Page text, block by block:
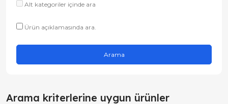
Alt kategoriler içinde ara
Ürün açıklamasında ara.
Arama kriterlerine uygun ürünler